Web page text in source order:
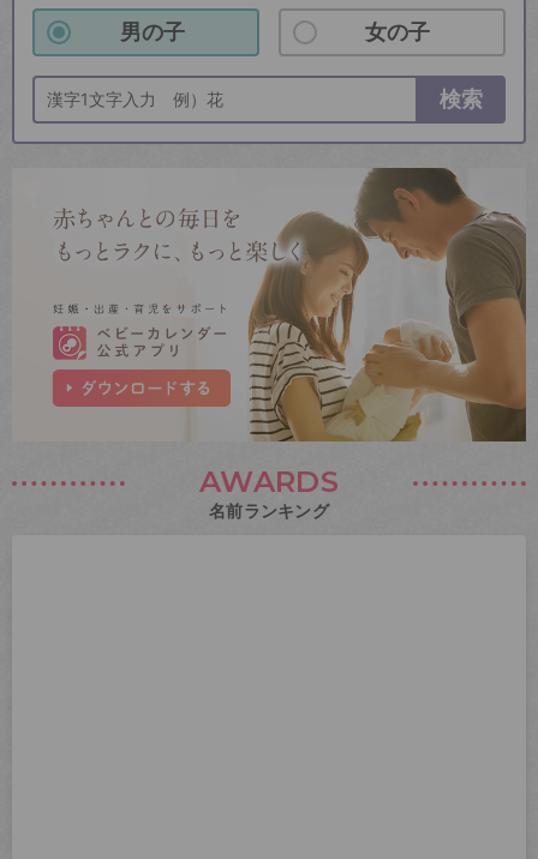
男の子 女の子
検索
AWARDS
名前ランキング